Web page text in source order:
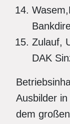
Zulauf,
DAK
Ausbilder
dem